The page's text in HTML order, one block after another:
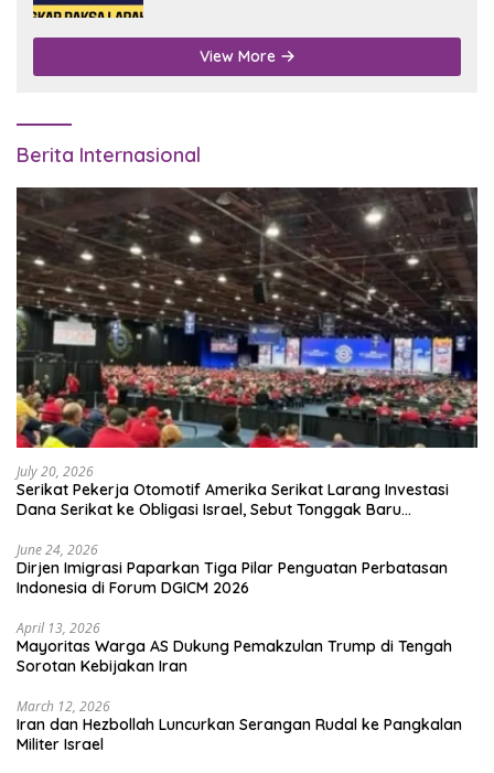
View More
Berita Internasional
July 20, 2026
Serikat Pekerja Otomotif Amerika Serikat Larang Investasi
Dana Serikat ke Obligasi Israel, Sebut Tonggak Baru
June 24, 2026
Dirjen Imigrasi Paparkan Tiga Pilar Penguatan Perbatasan
Indonesia di Forum DGICM 2026
April 13, 2026
Mayoritas Warga AS Dukung Pemakzulan Trump di Tengah
Sorotan Kebijakan Iran
March 12, 2026
Iran dan Hezbollah Luncurkan Serangan Rudal ke Pangkalan
Militer Israel